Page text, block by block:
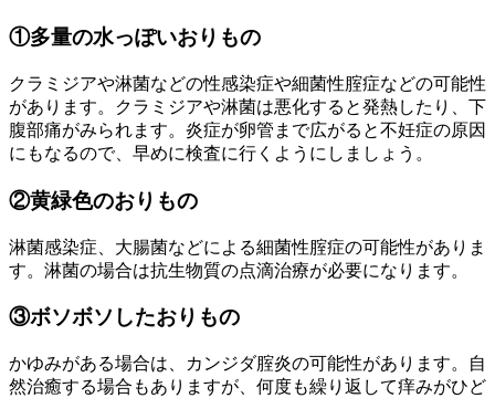
①多量の水っぽいおりもの
クラミジアや淋菌などの性感染症や細菌性腟症などの可能性
があります。クラミジアや淋菌は悪化すると発熱したり、下
腹部痛がみられます。炎症が卵管まで広がると不妊症の原因
にもなるので、早めに検査に行くようにしましょう。
②黄緑色のおりもの
淋菌感染症、大腸菌などによる細菌性腟症の可能性がありま
す。淋菌の場合は抗生物質の点滴治療が必要になります。
③ボソボソしたおりもの
かゆみがある場合は、カンジダ腟炎の可能性があります。自
然治癒する場合もありますが、何度も繰り返して痒みがひど